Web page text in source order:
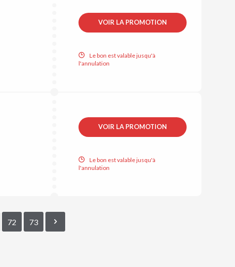
VOIR LA PROMOTION
Le bon est valable jusqu'à
l'annulation
VOIR LA PROMOTION
Le bon est valable jusqu'à
l'annulation
72 73